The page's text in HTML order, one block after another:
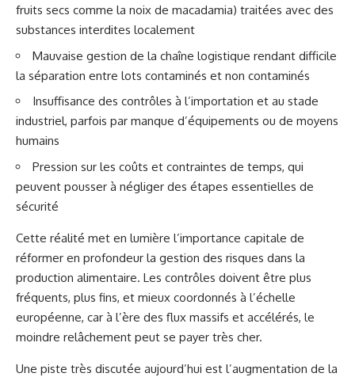
fruits secs comme la noix de macadamia) traitées avec des
substances interdites localement
Mauvaise gestion de la chaîne logistique rendant difficile
la séparation entre lots contaminés et non contaminés
Insuffisance des contrôles à l’importation et au stade
industriel, parfois par manque d’équipements ou de moyens
humains
Pression sur les coûts et contraintes de temps, qui
peuvent pousser à négliger des étapes essentielles de
sécurité
Cette réalité met en lumière l’importance capitale de
réformer en profondeur la gestion des risques dans la
production alimentaire. Les contrôles doivent être plus
fréquents, plus fins, et mieux coordonnés à l’échelle
européenne, car à l’ère des flux massifs et accélérés, le
moindre relâchement peut se payer très cher.
Une piste très discutée aujourd’hui est l’augmentation de la